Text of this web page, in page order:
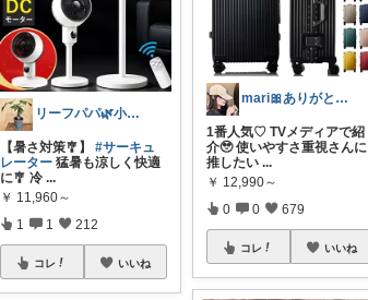
リーフパパ🌿小学2年生女の子のパパ
【暑さ対策🎐】#サーキュ
レーター 猛暑も涼しく快適
に🎐 冷 ...
￥ 11,960～
1 1 212
コレ いいね
mari🎀ありがとうです🥹
1番人気♡ TVメディアで紹
介🥹 使いやすさ重視さんに
推したい ...
￥ 12,990～
0 0 679
コレ いいね